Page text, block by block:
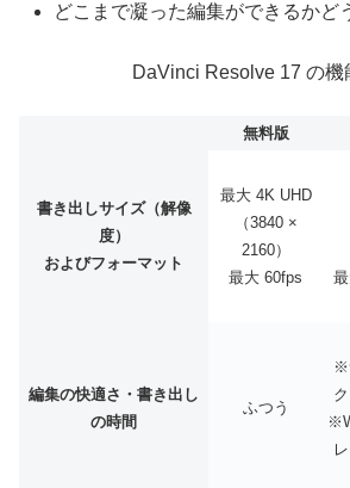
どこまで凝った編集ができるかど
DaVinci Resolve 17 の機
無料版
書き出しサイズ（解像
度）
およびフォーマット
最大 4K UHD
（3840 ×
2160）
最大 60fps
編集の快適さ・書き出し
の時間
ふつう
※